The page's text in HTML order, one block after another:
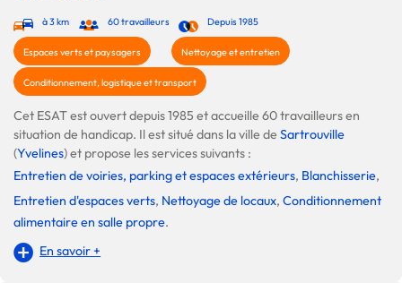
à 3 km 60 travailleurs Depuis 1985
Espaces verts et paysagers Nettoyage et entretien
Conditionnement, logistique et transport
Cet ESAT est ouvert depuis 1985 et accueille 60 travailleurs en
situation de handicap. Il est situé dans la ville deSartrouville
(Yvelines) et propose les services suivants :
Entretien de voiries, parking et espaces extérieurs, Blanchisserie,
Entretien d'espaces verts, Nettoyage de locaux, Conditionnement
alimentaire en salle propre.
En savoir +